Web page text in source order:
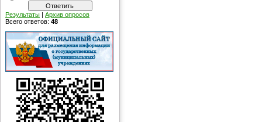
Результаты | Архив опросов
Всего ответов: 48